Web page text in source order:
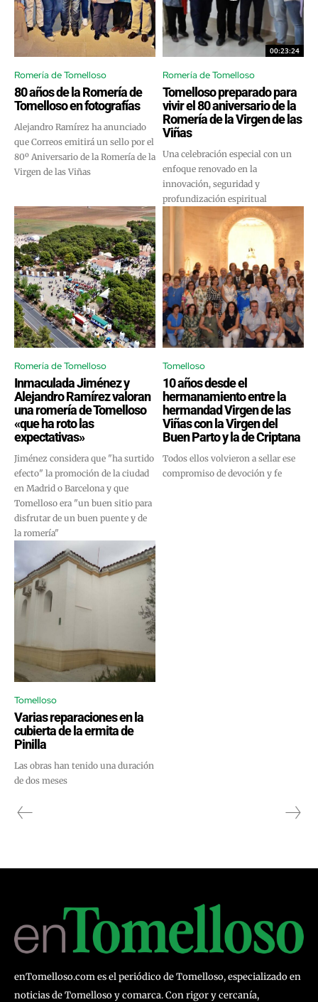
Romería de Tomelloso
80 años de la Romería de
Tomelloso en fotografías
Alejandro Ramírez ha anunciado
que Correos emitirá un sello por el
80º Aniversario de la Romería de la
Virgen de las Viñas
00:23:24
Romería de Tomelloso
Tomelloso preparado para
vivir el 80 aniversario de la
Romería de la Virgen de las
Viñas
Una celebración especial con un
enfoque renovado en la
innovación, seguridad y
profundización espiritual
Romería de Tomelloso
Inmaculada Jiménez y
Alejandro Ramírez valoran
una romería de Tomelloso
«que ha roto las
expectativas»
Jiménez considera que "ha surtido
efecto" la promoción de la ciudad
en Madrid o Barcelona y que
Tomelloso era "un buen sitio para
disfrutar de un buen puente y de
la romería"
Tomelloso
10 años desde el
hermanamiento entre la
hermandad Virgen de las
Viñas con la Virgen del
Buen Parto y la de Criptana
Todos ellos volvieron a sellar ese
compromiso de devoción y fe
Tomelloso
Varias reparaciones en la
cubierta de la ermita de
Pinilla
Las obras han tenido una duración
de dos meses
enTomelloso.com es el periódico de Tomelloso, especializado en
noticias de Tomelloso y comarca. Con rigor y cercanía,